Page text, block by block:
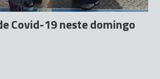
Covid-19 neste domingo